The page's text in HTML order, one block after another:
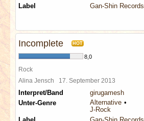
Label
Gan-Shin Records
Incomplete HOT
8,0
Rock
Alina Jensch 17. September 2013
Interpret/Band
girugamesh
Unter-Genre
Alternative
J-Rock